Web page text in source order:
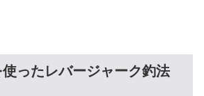
ったレバージャーク釣法